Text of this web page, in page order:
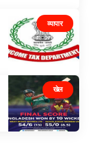
व्यापार
खेल